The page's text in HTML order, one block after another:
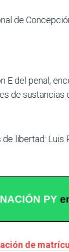
de
del penal,
de
libertad: Luis
de